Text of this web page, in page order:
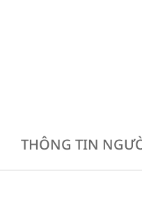
THÔNG TIN